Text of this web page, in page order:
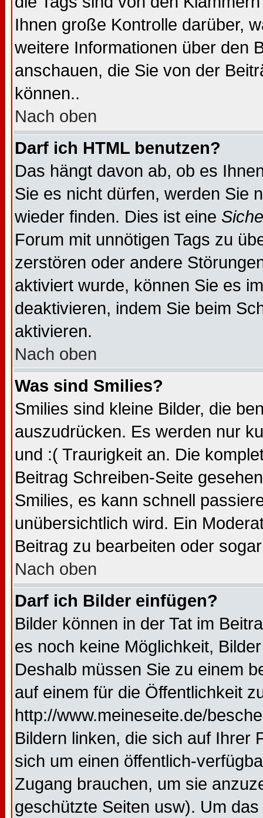
Ihnen große Kontrolle darüber,
weitere Informationen über den
anschauen, die Sie von der
können..
Nach oben
Darf ich HTML benutzen?
Das hängt davon ab, ob es
Sie es nicht dürfen, werden Sie
wieder finden. Dies ist eine
Forum mit unnötigen Tags zu
zerstören oder andere
aktiviert wurde, können Sie es
deaktivieren, indem Sie beim
aktivieren.
Nach oben
Was sind Smilies?
Smilies sind kleine Bilder, die
auszudrücken. Es werden nur
und :( Traurigkeit an. Die
Beitrag Schreiben-Seite
Smilies, es kann schnell
unübersichtlich wird. Ein
Beitrag zu bearbeiten oder
Nach oben
Darf ich Bilder einfügen?
Bilder können in der Tat im
es noch keine Möglichkeit,
Deshalb müssen Sie zu einem
auf einem für die Öffentlichkeit
http://www.meineseite.de/
Bildern linken, die sich auf Ihrer
sich um einen öffentlich-
Zugang brauchen, um sie
geschützte Seiten usw). Um